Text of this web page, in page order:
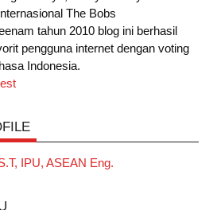
The Bobs
tahun 2010 blog ini berhasil
pengguna internet dengan voting
Indonesia.
IPU, ASEAN Eng.